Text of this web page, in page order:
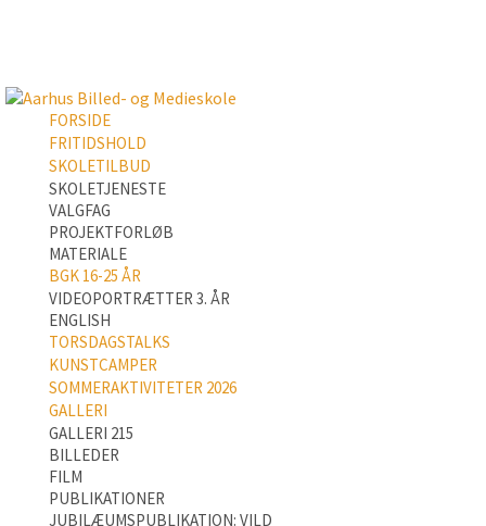
FORSIDE
FRITIDSHOLD
SKOLETILBUD
SKOLETJENESTE
VALGFAG
PROJEKTFORLØB
MATERIALE
BGK 16-25 ÅR
VIDEOPORTRÆTTER 3. ÅR
ENGLISH
TORSDAGSTALKS
KUNSTCAMPER
SOMMERAKTIVITETER 2026
GALLERI
GALLERI 215
BILLEDER
FILM
PUBLIKATIONER
JUBILÆUMSPUBLIKATION: VILD